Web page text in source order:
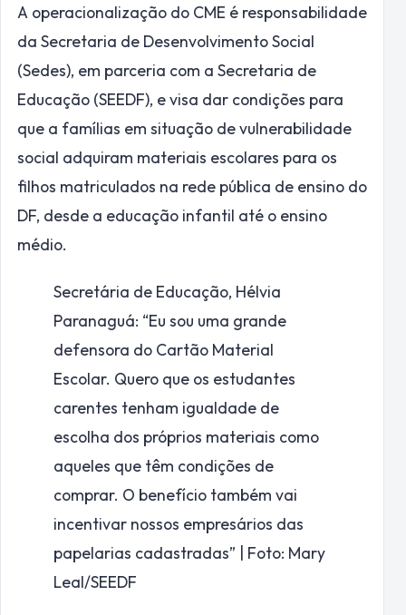
A operacionalização do CME é responsabilidade
da Secretaria de Desenvolvimento Social
(Sedes), em parceria com a Secretaria de
Educação (SEEDF), e visa dar condições para
que a famílias em situação de vulnerabilidade
social adquiram materiais escolares para os
filhos matriculados na rede pública de ensino do
DF, desde a educação infantil até o ensino
médio.
Secretária de Educação, Hélvia
Paranaguá: “Eu sou uma grande
defensora do Cartão Material
Escolar. Quero que os estudantes
carentes tenham igualdade de
escolha dos próprios materiais como
aqueles que têm condições de
comprar. O benefício também vai
incentivar nossos empresários das
papelarias cadastradas” | Foto: Mary
Leal/SEEDF